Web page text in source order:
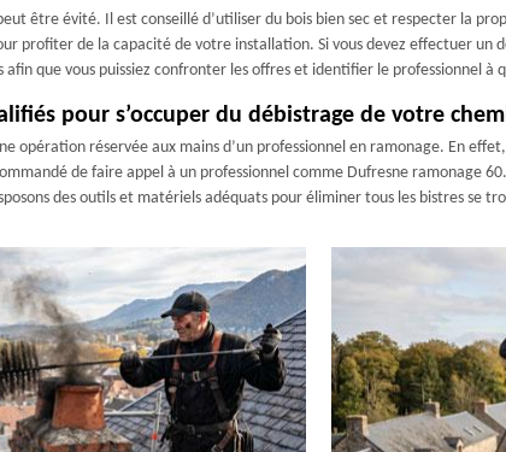
être évité. Il est conseillé d’utiliser du bois bien sec et respecter la
profiter de la capacité de votre installation. Si vous devez effectuer un
afin que vous puissiez confronter les offres et identifier le professionnel à
pour s’occuper du débistrage de votre
opération réservée aux mains d’un professionnel en ramonage. En
de faire appel à un professionnel comme Dufresne ramonage
des outils et matériels adéquats pour éliminer tous les bistres se